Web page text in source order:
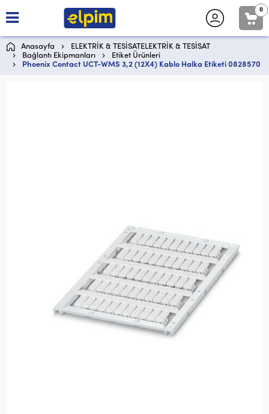
0
Anasayfa
ELEKTRİK & TESİSATELEKTRİK & TESİSAT
Bağlantı Ekipmanları
Etiket Ürünleri
Phoenix Contact UCT-WMS 3,2 (12X4) Kablo Halka Etiketi 0828570